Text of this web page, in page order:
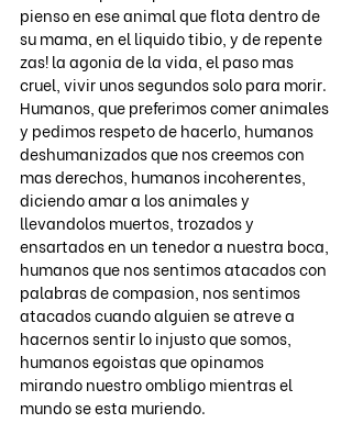
pienso en ese animal que flota dentro de
su mama, en el liquido tibio, y de repente
zas! la agonia de la vida, el paso mas
cruel, vivir unos segundos solo para morir.
Humanos, que preferimos comer animales
y pedimos respeto de hacerlo, humanos
deshumanizados que nos creemos con
mas derechos, humanos incoherentes,
diciendo amar a los animales y
llevandolos muertos, trozados y
ensartados en un tenedor a nuestra boca,
humanos que nos sentimos atacados con
palabras de compasion, nos sentimos
atacados cuando alguien se atreve a
hacernos sentir lo injusto que somos,
humanos egoistas que opinamos
mirando nuestro ombligo mientras el
mundo se esta muriendo.